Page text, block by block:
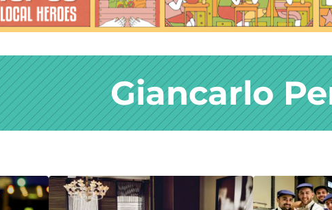
Giancarlo